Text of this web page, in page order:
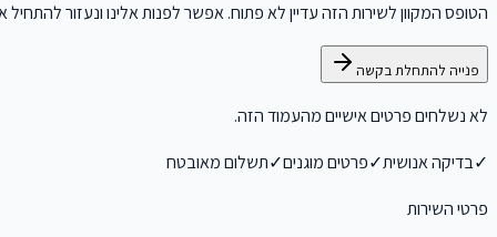
הטופס המקוון לשירות הזה עדיין לא פתוח. אפשר לפנות אלינו ונעזור
פנייה להתחלת בקשה
לא נשלחים פרטים אישיים מהעמוד הזה.
✓בדיקה אנושית✓פרטים מוגנים✓תשלום מאובטח
פרטי השירות